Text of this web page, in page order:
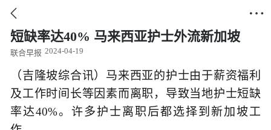
 
短缺率达40% 马来西亚护士外流新加坡
联合早报 2024-04-19
（吉隆坡综合讯）马来西亚的护士由于薪资福利
及工作时间长等因素而离职，导致当地护士短缺
率达40%。许多护士离职后都选择到新加坡工